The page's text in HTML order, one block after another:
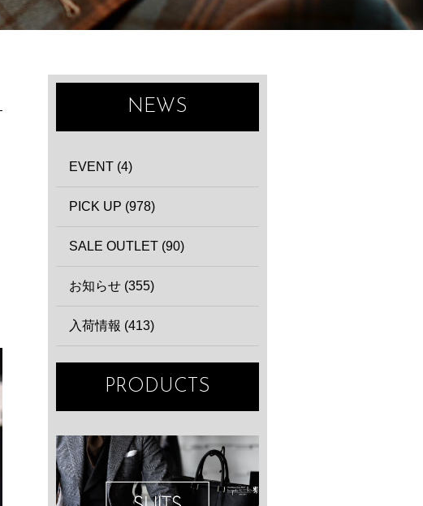
NEWS
EVENT (4)
PICK UP (978)
SALE OUTLET (90)
お知らせ (355)
入荷情報 (413)
PRODUCTS